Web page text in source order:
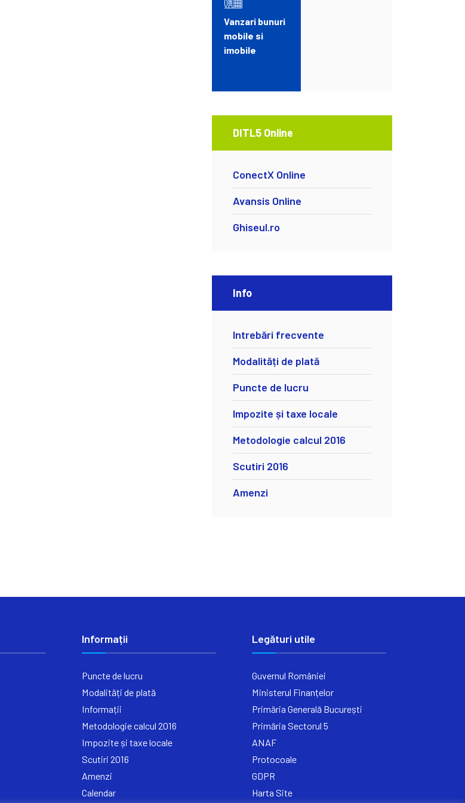
Vanzari bunuri
mobile si
imobile
DITL5 Online
ConectX Online
Avansis Online
Ghiseul.ro
Info
Intrebări frecvente
Modalități de plată
Puncte de lucru
Impozite și taxe locale
Metodologie calcul 2016
Scutiri 2016
Amenzi
Informații
Puncte de lucru
Modalități de plată
Informații
Metodologie calcul 2016
Impozite și taxe locale
Scutiri 2016
Amenzi
Calendar
Legături utile
Guvernul României
Ministerul Finanțelor
Primăria Generală București
Primăria Sectorul 5
ANAF
Protocoale
GDPR
Harta Site